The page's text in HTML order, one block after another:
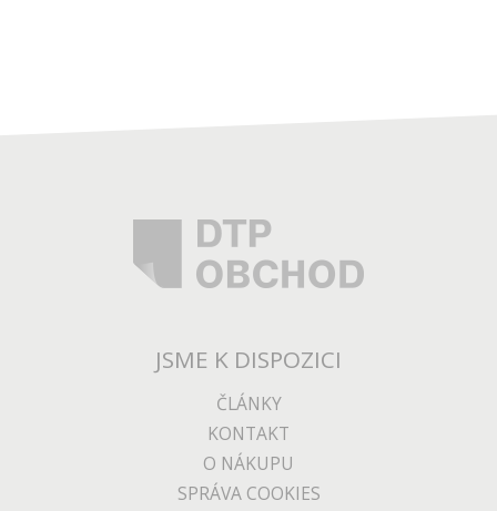
JSME K DISPOZICI
ČLÁNKY
KONTAKT
O NÁKUPU
SPRÁVA COOKIES